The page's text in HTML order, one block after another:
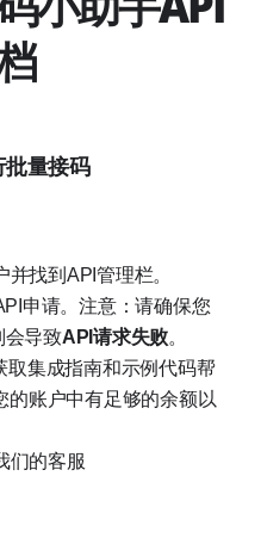
量接码
找到API管理栏。
申请。注意：请确保您
会导致API请求失败。
取集成指南和示例代码帮
的账户中有足够的余额以